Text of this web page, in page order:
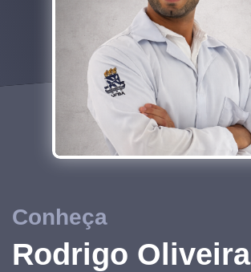
Conheça
Rodrigo Oliveira